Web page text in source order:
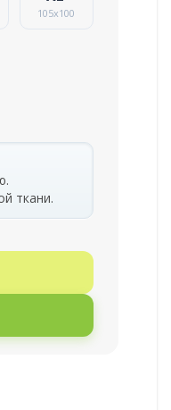
105x100
ткани.